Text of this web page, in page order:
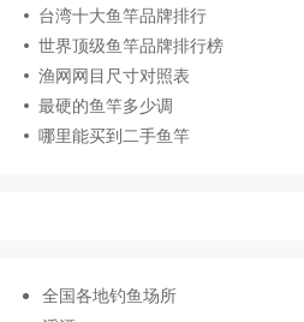
台湾十大鱼竿品牌排行
世界顶级鱼竿品牌排行榜
渔网网目尺寸对照表
最硬的鱼竿多少调
哪里能买到二手鱼竿
全国各地钓鱼场所